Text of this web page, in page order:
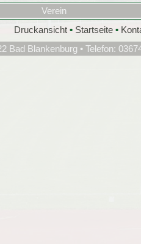
Verein
Druckansicht • Startseite •
Bad Blankenburg • Telefon: